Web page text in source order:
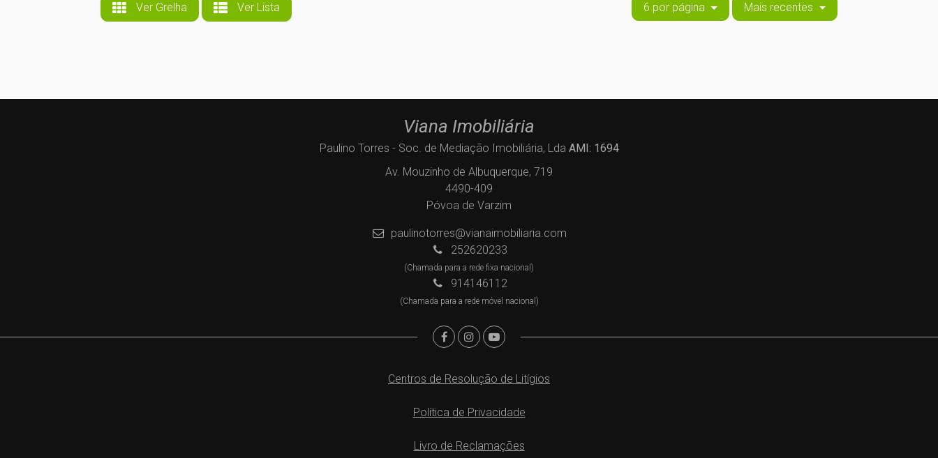
Ver Grelha Ver Lista 6 por página Mais recentes
Viana Imobiliária
Paulino Torres - Soc. de Mediação Imobiliária, Lda AMI: 1694
Av. Mouzinho de Albuquerque, 719
4490-409
Póvoa de Varzim
paulinotorres@vianaimobiliaria.com
252620233
(Chamada para a rede fixa nacional)
914146112
(Chamada para a rede móvel nacional)
Centros de Resolução de Litígios
Política de Privacidade
Livro de Reclamações